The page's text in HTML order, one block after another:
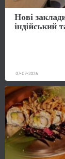
Нові
індійський
07-07-2026